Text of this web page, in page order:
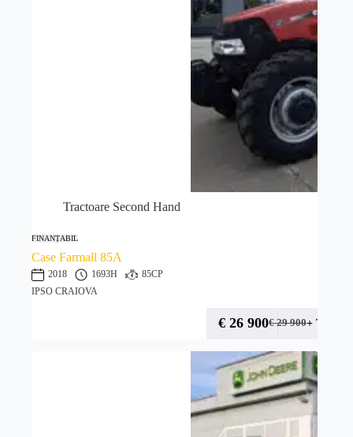
Tractoare Second Hand
FINANȚABIL
Case Farmall 85A
2018 1693H
85CP
IPSO CRAIOVA
€29 900
€ 26 900 + TVA